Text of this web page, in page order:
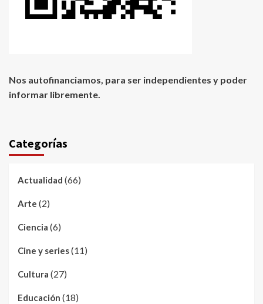
Nos autofinanciamos, para ser independientes y poder
informar libremente.
Categorías
Actualidad (66)
Arte (2)
Ciencia (6)
Cine y series(11)
Cultura (27)
Educación (18)